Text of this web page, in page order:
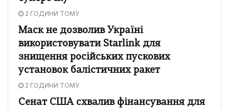
2 ГОДИНИ ТОМУ
Маск не дозволив Україні
використовувати Starlink для
знищення російських пускових
установок балістичних ракет
2 ГОДИНИ ТОМУ
Сенат США схвалив фінансування для